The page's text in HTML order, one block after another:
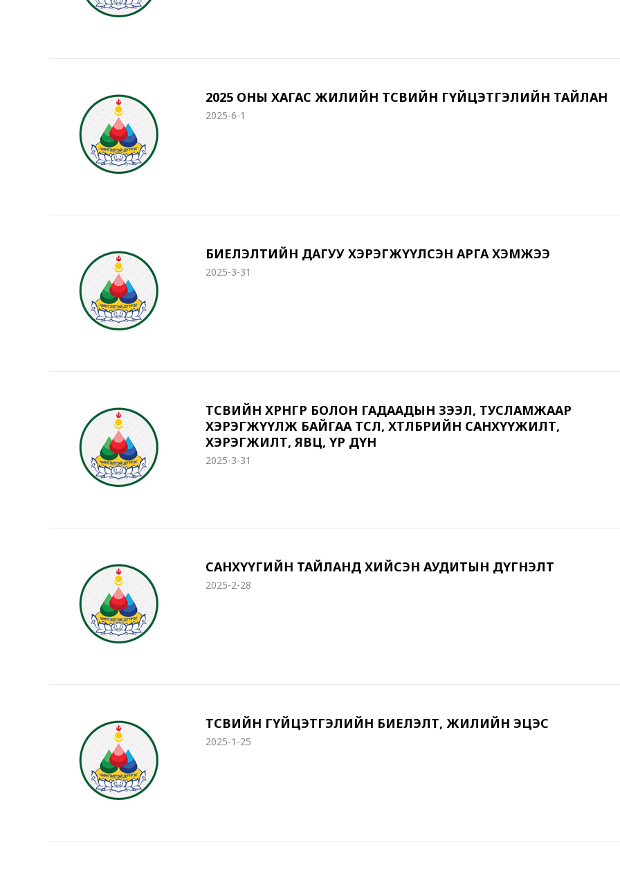
2025 ОНЫ ХАГАС ЖИЛИЙН ТӨСВИЙН ГҮЙЦЭТГЭЛИЙН ТАЙЛАН
2025-6-1
БИЕЛЭЛТИЙН ДАГУУ ХЭРЭГЖҮҮЛСЭН АРГА ХЭМЖЭЭ
2025-3-31
ТӨСВИЙН ХӨРӨНГӨӨР БОЛОН ГАДААДЫН ЗЭЭЛ, ТУСЛАМЖААР
ХЭРЭГЖҮҮЛЖ БАЙГАА ТӨСӨЛ, ХӨТӨЛБӨРИЙН САНХҮҮЖИЛТ,
ХЭРЭГЖИЛТ, ЯВЦ, ҮР ДҮН
2025-3-31
САНХҮҮГИЙН ТАЙЛАНД ХИЙСЭН АУДИТЫН ДҮГНЭЛТ
2025-2-28
ТӨСВИЙН ГҮЙЦЭТГЭЛИЙН БИЕЛЭЛТ, ЖИЛИЙН ЭЦЭС
2025-1-25